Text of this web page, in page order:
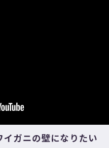
イガニの壁になりたい